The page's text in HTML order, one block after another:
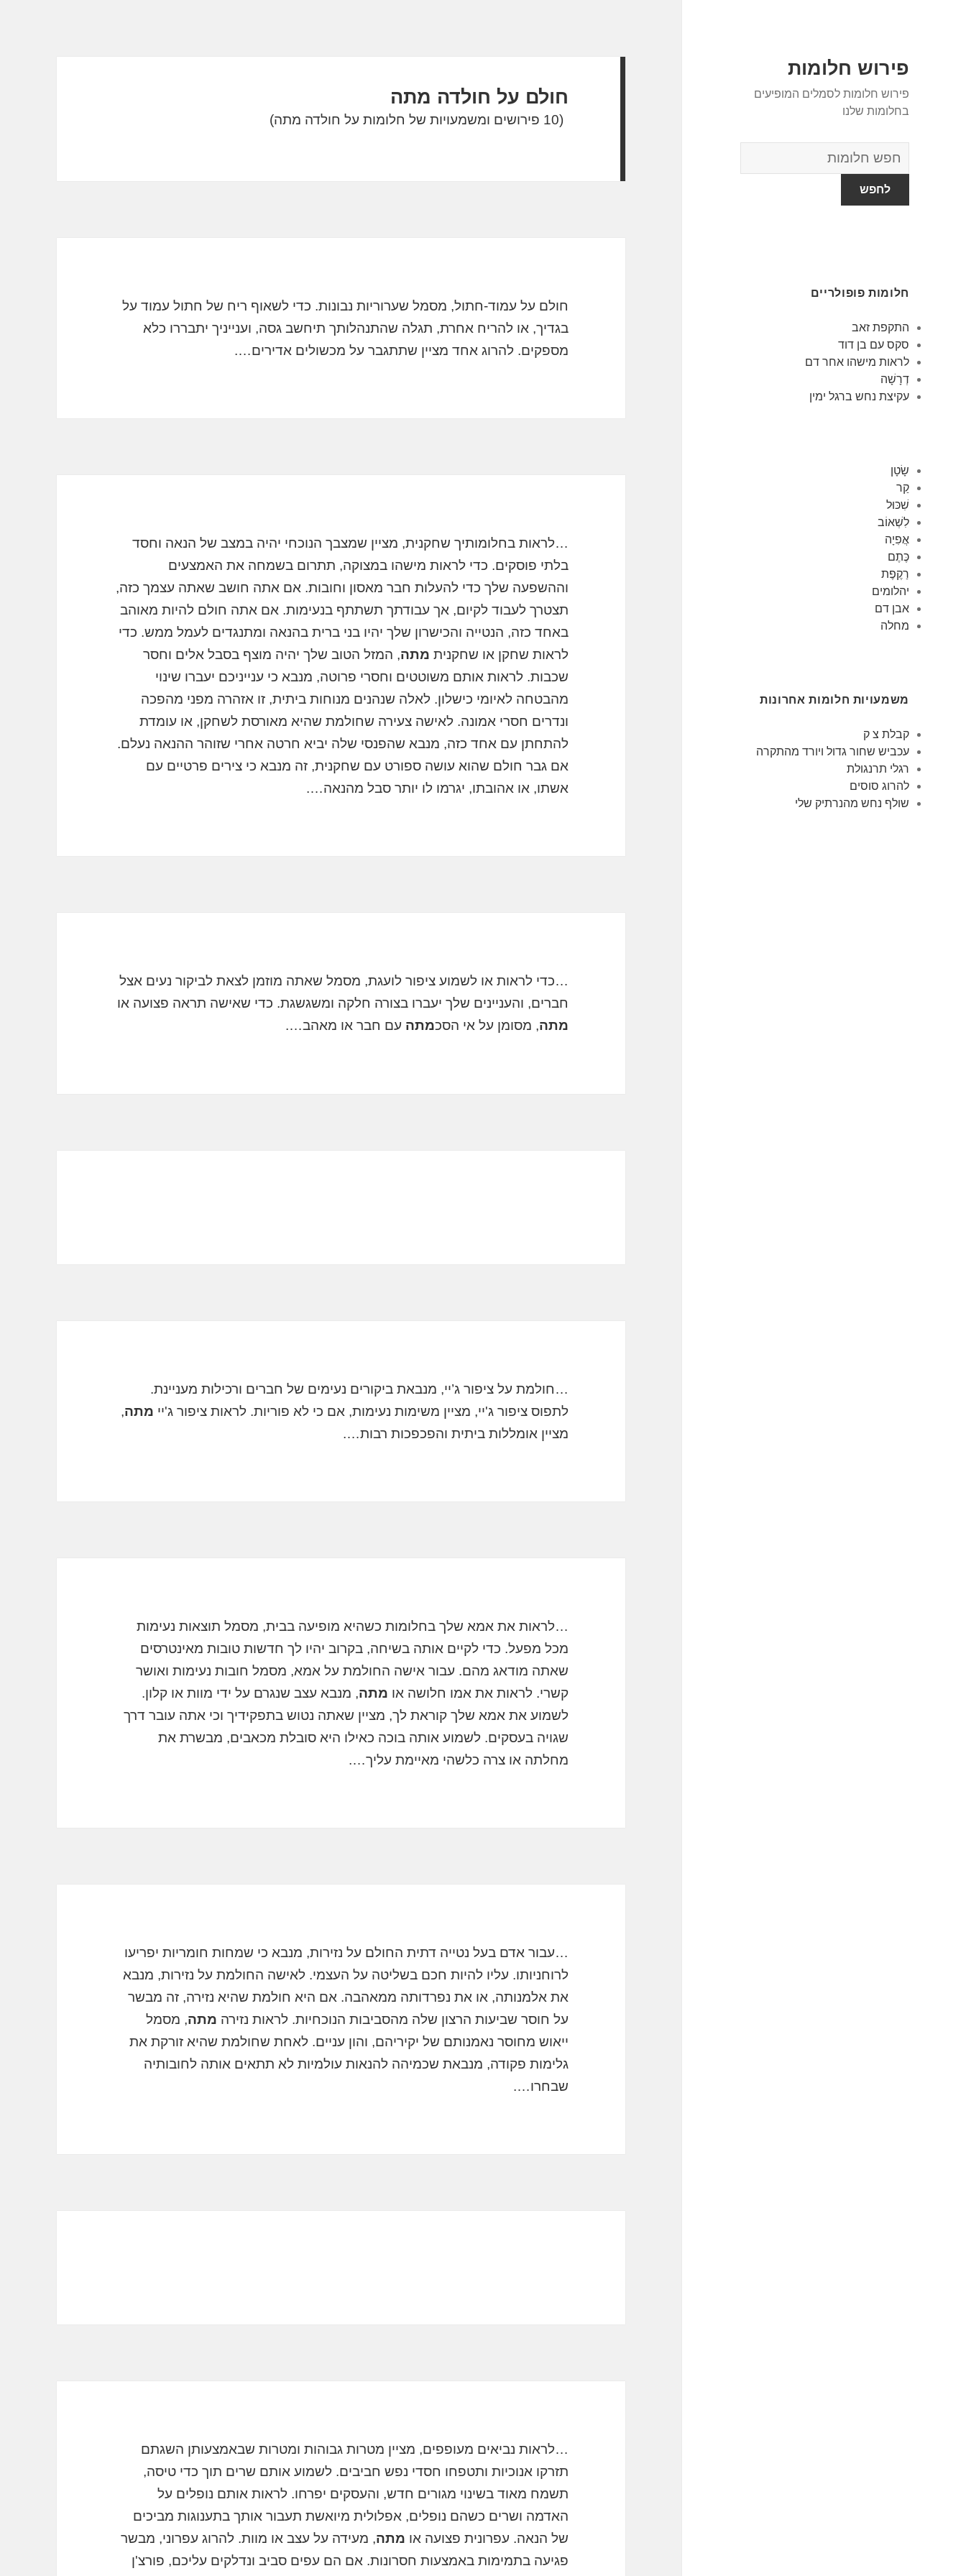
פירוש חלומות
פירוש חלומות לסמלים המופיעים
בחלומות שלנו
מילון
החלומות
חלומות פופולריים
התקפת זאב
סקס עם בן דוד
לראות מישהו אחר דם
דְרָשָׁה
עקיצת נחש ברגל ימין
שָׂטָן
קַר
שִׁכּוּל
לִשְׁאוֹב
אֲפִיָה
כֶּתֶם
רַקֶפֶת
יהלומים
אבן דם
מחלה
משמעויות חלומות אחרונות
קבלת צ ק
עכביש שחור גדול ויורד מהתקרה
רגלי תרנגולת
להרוג סוסים
שולף נחש מהנרתיק שלי
חולם על חולדה מתה
(10 פירושים ומשמעויות של חלומות על חולדה מתה)
חולם על עמוד-חתול, מסמל שערוריות נבונות. כדי לשאוף ריח של חתול עמוד על
בגדיך, או להריח אחרת, תגלה שהתנהלותך תיחשב גסה, וענייניך יתבררו כלא
מספקים. להרוג אחד מציין שתתגבר על מכשולים אדירים….
…לראות בחלומותיך שחקנית, מציין שמצבך הנוכחי יהיה במצב של הנאה וחסד
בלתי פוסקים. כדי לראות מישהו במצוקה, תתרום בשמחה את האמצעים
וההשפעה שלך כדי להעלות חבר מאסון וחובות. אם אתה חושב שאתה עצמך כזה,
תצטרך לעבוד לקיום, אך עבודתך תשתתף בנעימות. אם אתה חולם להיות מאוהב
באחד כזה, הנטייה והכישרון שלך יהיו בני ברית בהנאה ומתנגדים לעמל ממש. כדי
לראות שחקן או שחקנית מתה, המזל הטוב שלך יהיה מוצף בסבל אלים וחסר
שכבות. לראות אותם משוטטים וחסרי פרוטה, מנבא כי ענייניכם יעברו שינוי
מהבטחה לאיומי כישלון. לאלה שנהנים מנוחות ביתית, זו אזהרה מפני מהפכה
ונדרים חסרי אמונה. לאישה צעירה שחולמת שהיא מאורסת לשחקן, או עומדת
להתחתן עם אחד כזה, מנבא שהפנסי שלה יביא חרטה אחרי שזוהר ההנאה נעלם.
אם גבר חולם שהוא עושה ספורט עם שחקנית, זה מנבא כי צירים פרטיים עם
אשתו, או אהובתו, יגרמו לו יותר סבל מהנאה….
…כדי לראות או לשמוע ציפור לועגת, מסמל שאתה מוזמן לצאת לביקור נעים אצל
חברים, והעניינים שלך יעברו בצורה חלקה ומשגשגת. כדי שאישה תראה פצועה או
מתה, מסומן על אי הסכמתה עם חבר או מאהב….
…חולמת על ציפור ג’יי, מנבאת ביקורים נעימים של חברים ורכילות מעניינת.
לתפוס ציפור ג'יי, מציין משימות נעימות, אם כי לא פוריות. לראות ציפור ג'יי מתה,
מציין אומללות ביתית והפכפכות רבות….
…לראות את אמא שלך בחלומות כשהיא מופיעה בבית, מסמל תוצאות נעימות
מכל מפעל. כדי לקיים אותה בשיחה, בקרוב יהיו לך חדשות טובות מאינטרסים
שאתה מודאג מהם. עבור אישה החולמת על אמא, מסמל חובות נעימות ואושר
קשרי. לראות את אמו חלושה או מתה, מנבא עצב שנגרם על ידי מוות או קלון.
לשמוע את אמא שלך קוראת לך, מציין שאתה נטוש בתפקידיך וכי אתה עובר דרך
שגויה בעסקים. לשמוע אותה בוכה כאילו היא סובלת מכאבים, מבשרת את
מחלתה או צרה כלשהי מאיימת עליך….
…עבור אדם בעל נטייה דתית החולם על נזירות, מנבא כי שמחות חומריות יפריעו
לרוחניותו. עליו להיות חכם בשליטה על העצמי. לאישה החולמת על נזירות, מנבא
את אלמנותה, או את נפרדותה ממאהבה. אם היא חולמת שהיא נזירה, זה מבשר
על חוסר שביעות הרצון שלה מהסביבות הנוכחיות. לראות נזירה מתה, מסמל
ייאוש מחוסר נאמנותם של יקיריהם, והון עניים. לאחת שחולמת שהיא זורקת את
גלימות פקודה, מנבאת שכמיהה להנאות עולמיות לא תתאים אותה לחובותיה
שבחרו….
…לראות נביאים מעופפים, מציין מטרות גבוהות ומטרות שבאמצעותן השגתם
תזרקו אנוכיות ותטפחו חסדי נפש חביבים. לשמוע אותם שרים תוך כדי טיסה,
תשמח מאוד בשינוי מגורים חדש, והעסקים יפרחו. לראות אותם נופלים על
האדמה ושרים כשהם נופלים, אפלולית מיואשת תעבור אותך בתענוגות מביכים
של הנאה. עפרונית פצועה או מתה, מעידה על עצב או מוות. להרוג עפרוני, מבשר
פגיעה בתמימות באמצעות חסרונות. אם הם עפים סביב ונדלקים עליכם, פורצ'ן